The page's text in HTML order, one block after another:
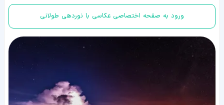
ورود به صفحه اختصاصی عکاسی با نوردهی طولانی